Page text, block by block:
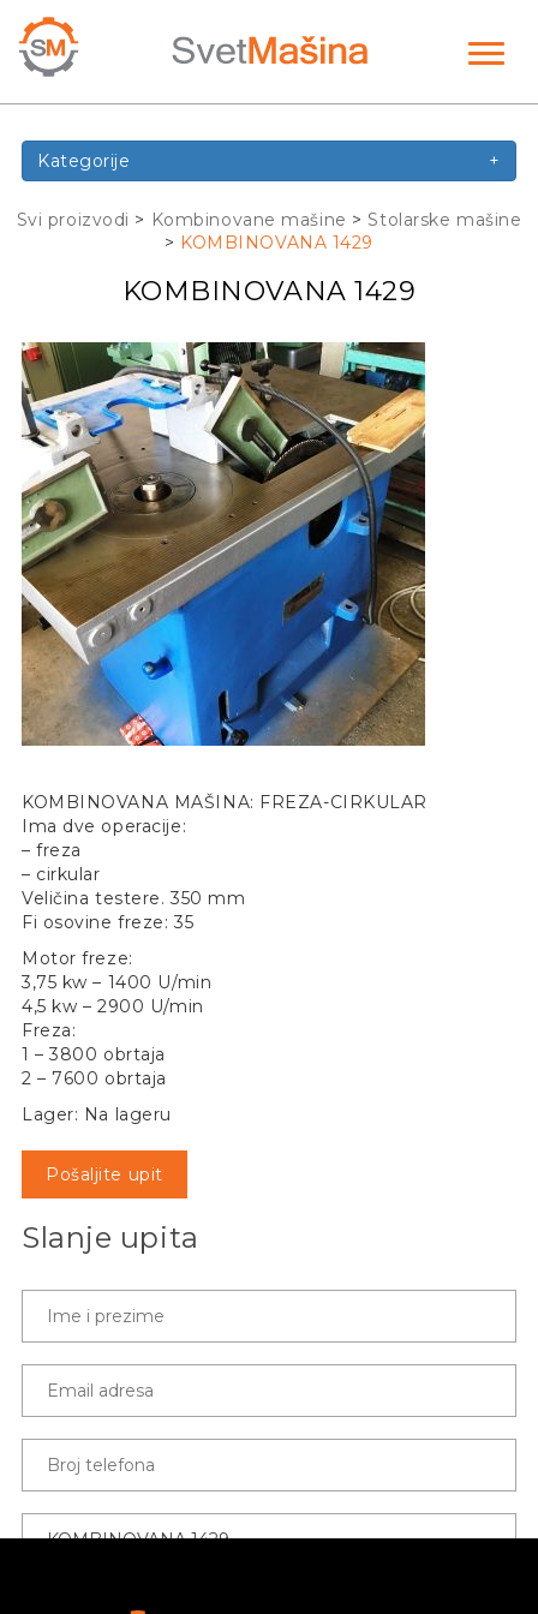
Kategorije +
Svi proizvodi > Kombinovane mašine > Stolarske mašine
> KOMBINOVANA 1429
KOMBINOVANA 1429
KOMBINOVANA MAŠINA: FREZA-CIRKULAR
Ima dve operacije:
– freza
– cirkular
Veličina testere. 350 mm
Fi osovine freze: 35
Motor freze:
3,75 kw – 1400 U/min
4,5 kw – 2900 U/min
Freza:
1 – 3800 obrtaja
2 – 7600 obrtaja
Lager: Na lageru
Pošaljite upit
Slanje upita